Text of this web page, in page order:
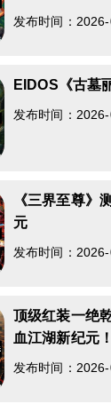
发布时间：
EIDOS《古墓
发布时间：
《三界至尊》
元
发布时间：
顶级红装一绝
血江湖新纪元！
发布时间：